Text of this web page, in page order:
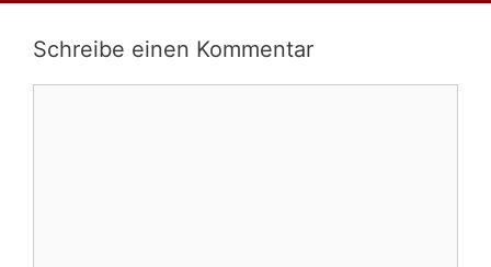
Schreibe einen Kommentar